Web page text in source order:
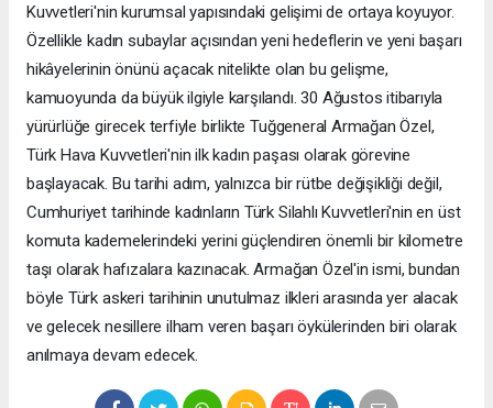
Kuvvetleri'nin kurumsal yapısındaki gelişimi de ortaya koyuyor.
Özellikle kadın subaylar açısından yeni hedeflerin ve yeni başarı
hikâyelerinin önünü açacak nitelikte olan bu gelişme,
kamuoyunda da büyük ilgiyle karşılandı. 30 Ağustos itibarıyla
yürürlüğe girecek terfiyle birlikte Tuğgeneral Armağan Özel,
Türk Hava Kuvvetleri'nin ilk kadın paşası olarak görevine
başlayacak. Bu tarihi adım, yalnızca bir rütbe değişikliği değil,
Cumhuriyet tarihinde kadınların Türk Silahlı Kuvvetleri'nin en üst
komuta kademelerindeki yerini güçlendiren önemli bir kilometre
taşı olarak hafızalara kazınacak. Armağan Özel'in ismi, bundan
böyle Türk askeri tarihinin unutulmaz ilkleri arasında yer alacak
ve gelecek nesillere ilham veren başarı öykülerinden biri olarak
anılmaya devam edecek.